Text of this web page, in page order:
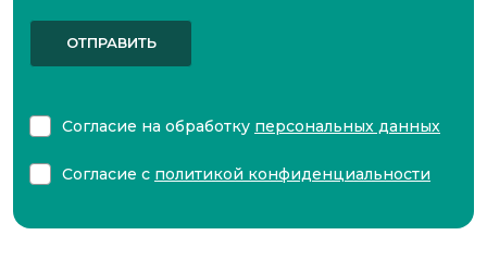
ОТПРАВИТЬ
Согласие на обработку персональных данных
Согласие с политикой конфиденциальности